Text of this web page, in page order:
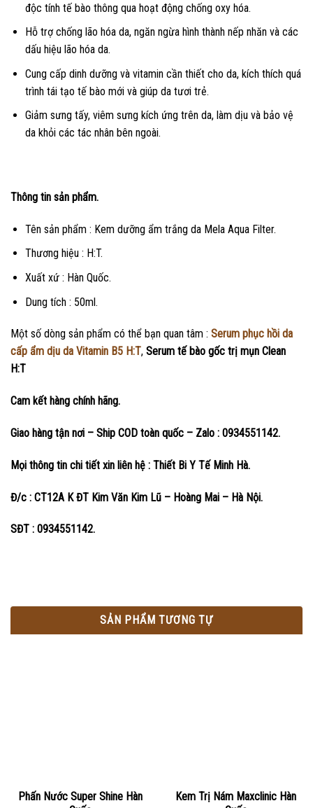
độc tính tế bào thông qua hoạt động chống oxy hóa.
Hỗ trợ chống lão hóa da, ngăn ngừa hình thành nếp nhăn và các
dấu hiệu lão hóa da.
Cung cấp dinh dưỡng và vitamin cần thiết cho da, kích thích quá
trình tái tạo tế bào mới và giúp da tươi trẻ.
Giảm sưng tấy, viêm sưng kích ứng trên da, làm dịu và bảo vệ
da khỏi các tác nhân bên ngoài.
Thông tin sản phẩm.
Tên sản phẩm : Kem dưỡng ẩm trắng da Mela Aqua Filter.
Thương hiệu : H:T.
Xuất xứ : Hàn Quốc.
Dung tích : 50ml.
Một số dòng sản phẩm có thể bạn quan tâm : Serum phục hồi da
cấp ẩm dịu da Vitamin B5 H:T, Serum tế bào gốc trị mụn Clean
H:T
Cam kết hàng chính hãng.
Giao hàng tận nơi – Ship COD toàn quốc – Zalo : 0934551142.
Mọi thông tin chi tiết xin liên hệ : Thiết Bi Y Tế Minh Hà.
Đ/c : CT12A K ĐT Kim Văn Kim Lũ – Hoàng Mai – Hà Nội.
SĐT : 0934551142.
SẢN PHẨM TƯƠNG TỰ
Phấn Nước Super Shine Hàn
Kem Trị Nám Maxclinic Hàn